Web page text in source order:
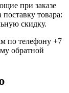
при заказе
товара:
скидку.
по телефону +7
обратной